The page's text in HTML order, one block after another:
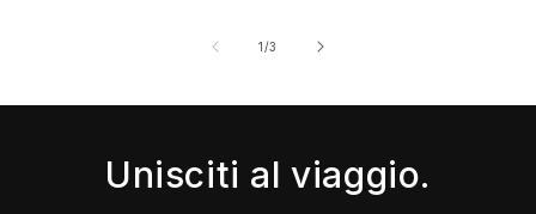
1/su
3
Unisciti al viaggio.